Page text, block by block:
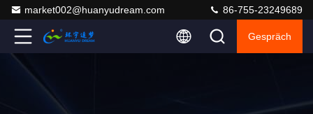
market002@huanyudream.com 86-755-23249689
Gespräch